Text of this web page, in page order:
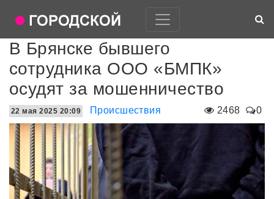
В Брянске бывшего
сотрудника ООО «БМПК»
осудят за мошенничество
2468 0
22 мая 2025 20:09 Происшествия